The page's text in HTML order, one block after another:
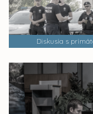
Diskusia s